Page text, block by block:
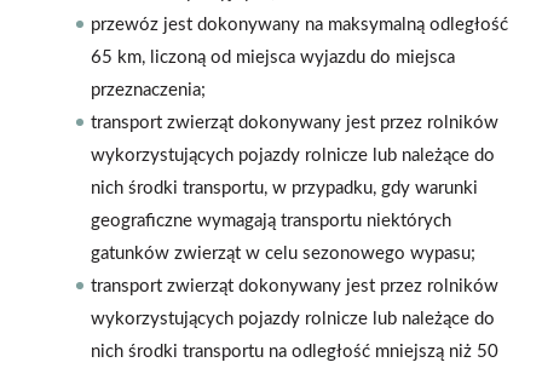
przewóz jest dokonywany na maksymalną odległość
65 km, liczoną od miejsca wyjazdu do miejsca
przeznaczenia;
transport zwierząt dokonywany jest przez rolników
wykorzystujących pojazdy rolnicze lub należące do
nich środki transportu, w przypadku, gdy warunki
geograficzne wymagają transportu niektórych
gatunków zwierząt w celu sezonowego wypasu;
transport zwierząt dokonywany jest przez rolników
wykorzystujących pojazdy rolnicze lub należące do
nich środki transportu na odległość mniejszą niż 50